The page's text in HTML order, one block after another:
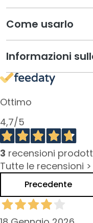
M
a
s
c
e
e
e
d
E
s
f
o
i
a
n
Come usarlo
Informazioni
Ottimo
4,7/5
3 recensioni
Tutte le recensioni >
Precedente